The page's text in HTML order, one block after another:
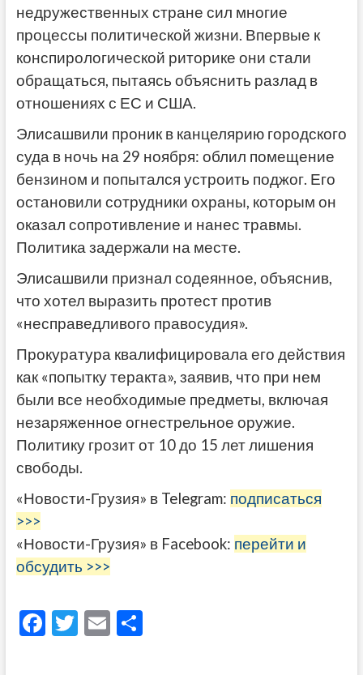
недружественных стране сил многие
процессы политической жизни. Впервые к
конспирологической риторике они стали
обращаться, пытаясь объяснить разлад в
отношениях с ЕС и США.
Элисашвили проник в канцелярию городского
суда в ночь на 29 ноября: облил помещение
бензином и попытался устроить поджог. Его
остановили сотрудники охраны, которым он
оказал сопротивление и нанес травмы.
Политика задержали на месте.
Элисашвили признал содеянное, объяснив,
что хотел выразить протест против
«несправедливого правосудия».
Прокуратура квалифицировала его действия
как «попытку теракта», заявив, что при нем
были все необходимые предметы, включая
незаряженное огнестрельное оружие.
Политику грозит от 10 до 15 лет лишения
свободы.
«Новости-Грузия» в Telegram: подписаться
>>>
«Новости-Грузия» в Facebook: перейти и
обсудить >>>
F T E О